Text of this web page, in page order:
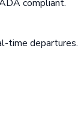
compliant.
time departures.